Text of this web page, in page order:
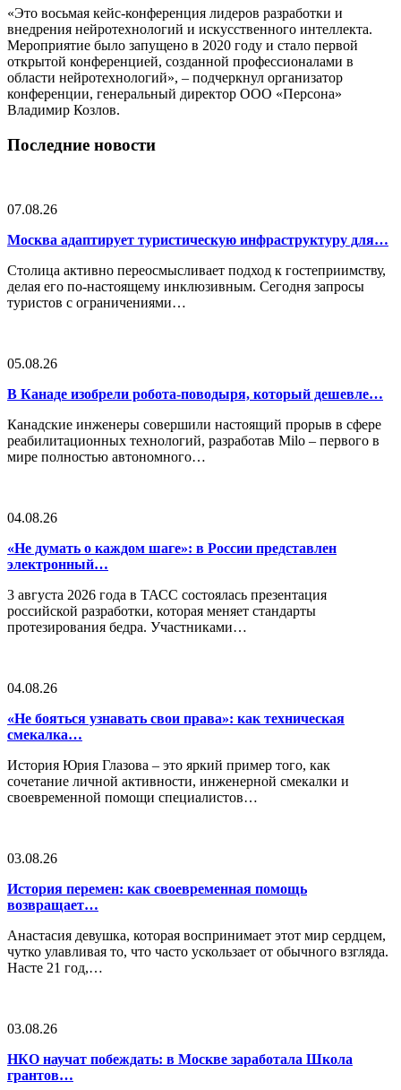
«Это восьмая кейс-конференция лидеров разработки и
внедрения нейротехнологий и искусственного интеллекта.
Мероприятие было запущено в 2020 году и стало первой
открытой конференцией, созданной профессионалами в
области нейротехнологий», – подчеркнул организатор
конференции, генеральный директор ООО «Персона»
Владимир Козлов.
Последние новости
07.08.26
Москва адаптирует туристическую инфраструктуру для…
Столица активно переосмысливает подход к гостеприимству,
делая его по-настоящему инклюзивным. Сегодня запросы
туристов с ограничениями…
05.08.26
В Канаде изобрели робота-поводыря, который дешевле…
Канадские инженеры совершили настоящий прорыв в сфере
реабилитационных технологий, разработав Milo – первого в
мире полностью автономного…
04.08.26
«Не думать о каждом шаге»: в России представлен
электронный…
3 августа 2026 года в ТАСС состоялась презентация
российской разработки, которая меняет стандарты
протезирования бедра. Участниками…
04.08.26
«Не бояться узнавать свои права»: как техническая
смекалка…
История Юрия Глазова – это яркий пример того, как
сочетание личной активности, инженерной смекалки и
своевременной помощи специалистов…
03.08.26
История перемен: как своевременная помощь
возвращает…
Анастасия девушка, которая воспринимает этот мир сердцем,
чутко улавливая то, что часто ускользает от обычного взгляда.
Насте 21 год,…
03.08.26
НКО научат побеждать: в Москве заработала Школа
грантов…